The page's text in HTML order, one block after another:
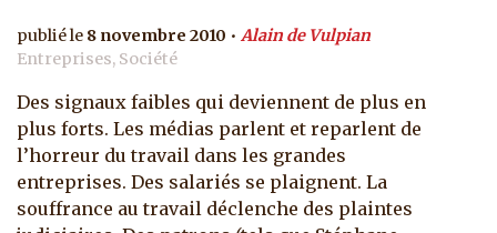
8 novembre 2010
Alain de Vulpian
Entreprises, Société
Des signaux faibles qui deviennent de plus en
plus forts. Les médias parlent et reparlent de
l’horreur du travail dans les grandes
entreprises. Des salariés se plaignent. La
souffrance au travail déclenche des plaintes